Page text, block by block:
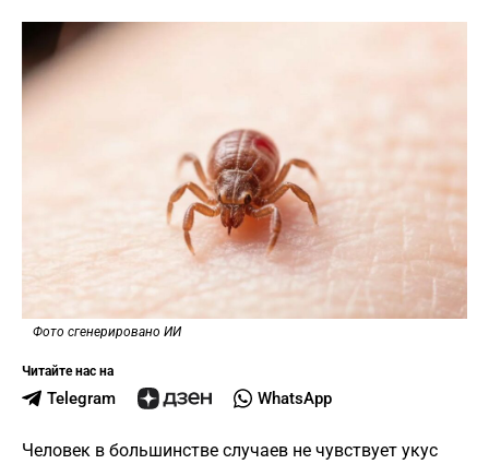
Фото сгенерировано ИИ
Читайте нас на
Telegram WhatsApp
Человек в большинстве случаев не чувствует укус